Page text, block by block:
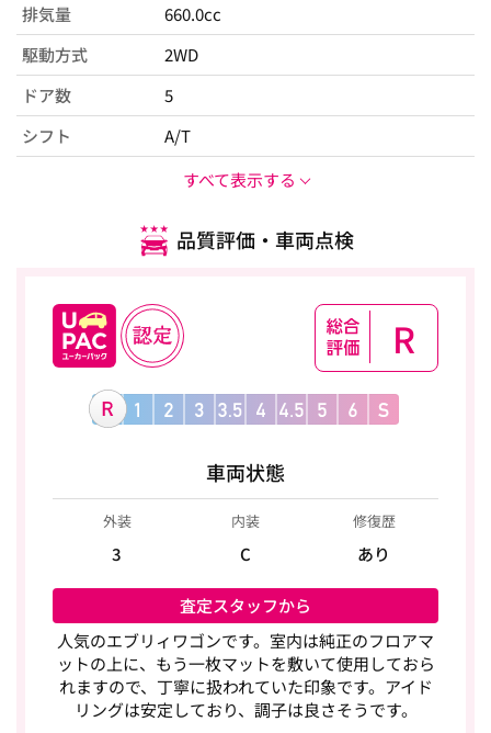
排気量
660.0cc
駆動方式
2WD
ドア数
5
シフト
A/T
すべて表示する
品質評価・車両点検
R
車両状態
外装
3
内装
C
修復歴
あり
査定スタッフから
人気のエブリィワゴンです。室内は純正のフロアマ
ットの上に、もう一枚マットを敷いて使用しておら
れますので、丁寧に扱われていた印象です。アイド
リングは安定しており、調子は良さそうです。